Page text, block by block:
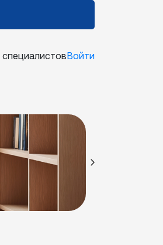
специалистовВойти